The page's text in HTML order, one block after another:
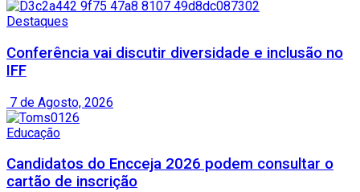
Destaques
Conferência vai discutir diversidade e inclusão no
IFF
7 de Agosto, 2026
Educação
Candidatos do Encceja 2026 podem consultar o
cartão de inscrição